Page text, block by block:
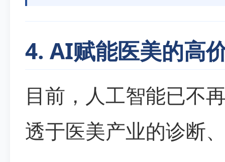
4. AI赋能医美的高
目前，人工智能已不
透于医美产业的诊断